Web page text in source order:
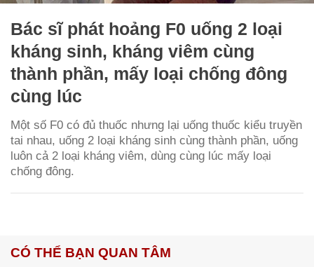
Bác sĩ phát hoảng F0 uống 2 loại
kháng sinh, kháng viêm cùng
thành phần, mấy loại chống đông
cùng lúc
Một số F0 có đủ thuốc nhưng lại uống thuốc kiểu truyền
tai nhau, uống 2 loại kháng sinh cùng thành phần, uống
luôn cả 2 loại kháng viêm, dùng cùng lúc mấy loại
chống đông.
CÓ THỂ BẠN QUAN TÂM